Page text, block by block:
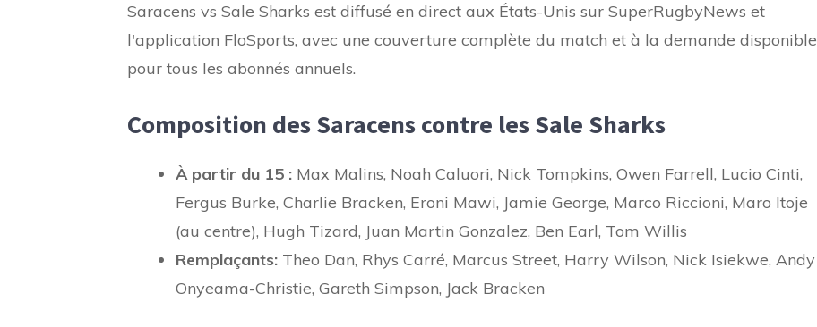
Saracens vs Sale Sharks est diffusé en direct aux États-Unis sur SuperRugbyNews et
l'application FloSports, avec une couverture complète du match et à la demande disponible
pour tous les abonnés annuels.
Composition des Saracens contre les Sale Sharks
À partir du 15 : Max Malins, Noah Caluori, Nick Tompkins, Owen Farrell, Lucio Cinti,
Fergus Burke, Charlie Bracken, Eroni Mawi, Jamie George, Marco Riccioni, Maro Itoje
(au centre), Hugh Tizard, Juan Martin Gonzalez, Ben Earl, Tom Willis
Remplaçants: Theo Dan, Rhys Carré, Marcus Street, Harry Wilson, Nick Isiekwe, Andy
Onyeama-Christie, Gareth Simpson, Jack Bracken